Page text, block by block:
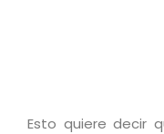
Esto quiere decir